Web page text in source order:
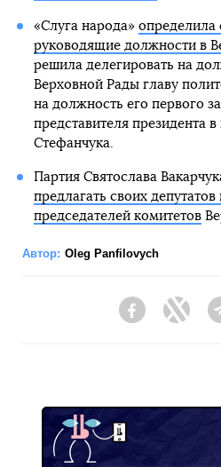
«Слуга народа» определила
руководящие должности в
решила делегировать на
Верховной Рады главу
на должность его первого
представителя президента
Стефанчука.
Партия Святослава
предлагать своих
председателей комитетов
Автор: Oleg Panfilovych
Facebook